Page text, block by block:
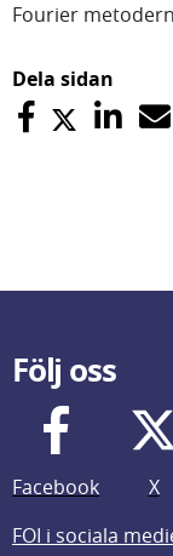
Fourier
Dela sidan
Följ oss
Facebook X
FOI i sociala